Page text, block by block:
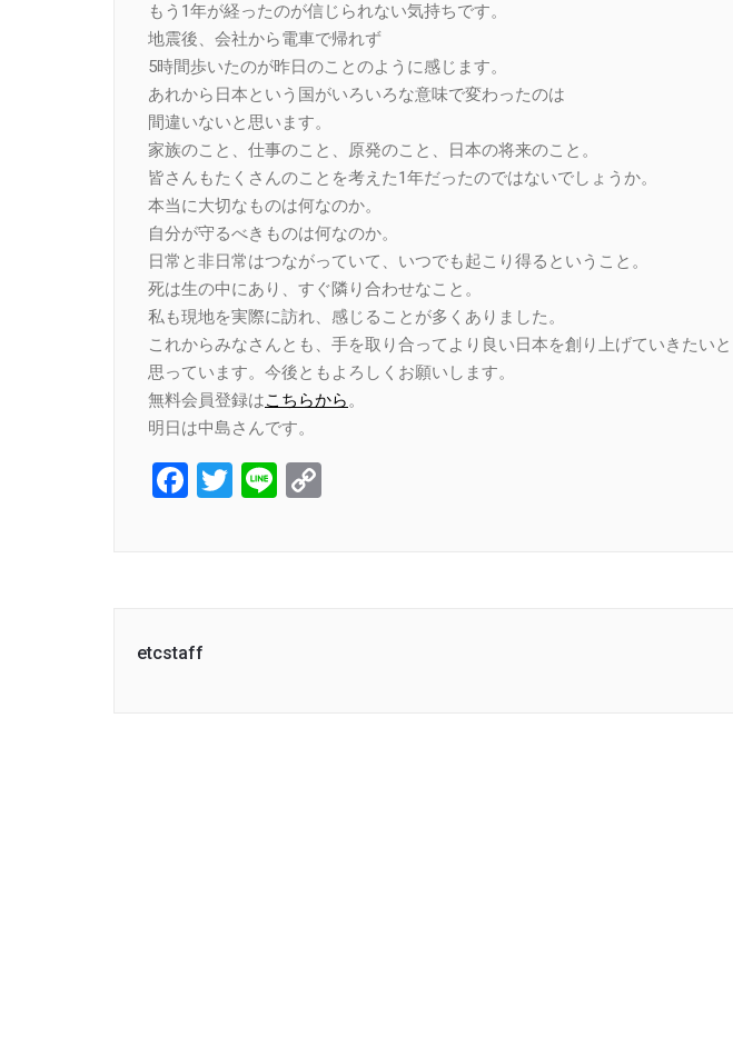
もう1年が経ったのが信じられない気持ちです。
地震後、会社から電車で帰れず
5時間歩いたのが昨日のことのように感じます。
あれから日本という国がいろいろな意味で変わったのは
間違いないと思います。
家族のこと、仕事のこと、原発のこと、日本の将来のこと。
皆さんもたくさんのことを考えた1年だったのではないでしょうか。
本当に大切なものは何なのか。
自分が守るべきものは何なのか。
日常と非日常はつながっていて、いつでも起こり得るということ。
死は生の中にあり、すぐ隣り合わせなこと。
私も現地を実際に訪れ、感じることが多くありました。
これからみなさんとも、手を取り合ってより良い日本を創り上げていきたいと
思っています。今後ともよろしくお願いします。
無料会員登録はこちらから。
明日は中島さんです。
Facebook
Twitter
Line
etcstaff